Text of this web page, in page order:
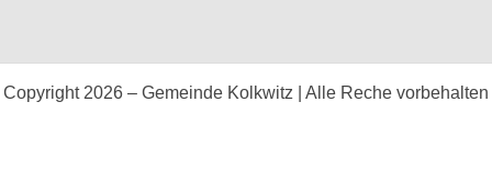
Copyright 2026 – Gemeinde Kolkwitz | Alle Reche vorbehalten